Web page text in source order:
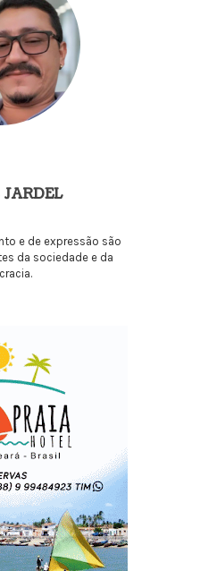
JARDEL
e de expressão são
da sociedade e da